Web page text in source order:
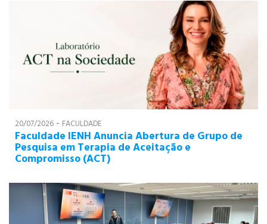
20/07/2026 - FACULDADE
Faculdade IENH Anuncia Abertura de Grupo de
Pesquisa em Terapia de Aceitação e
Compromisso (ACT)